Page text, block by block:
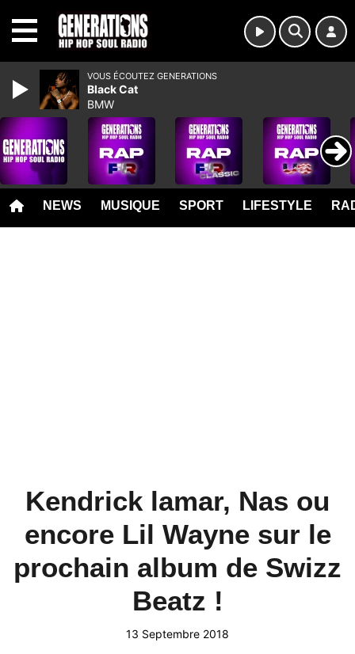
NEWS MUSIQUE SPORT LIFESTYLE
Kendrick lamar, Nas ou
encore Lil Wayne sur le
prochain album de Swizz
Beatz !
13 Septembre 2018
VOUS ÉCOUTEZ GENERATIONS
Black Cat
BMW